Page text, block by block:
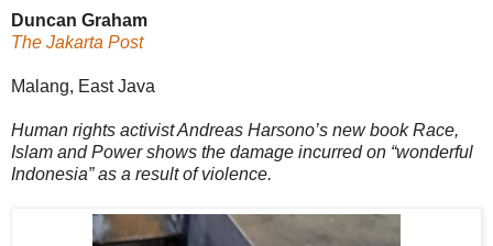
Duncan Graham
The Jakarta Post
Malang, East Java
Human rights activist Andreas Harsono’s new book Race,
Islam and Power shows the damage incurred on “wonderful
Indonesia” as a result of violence.